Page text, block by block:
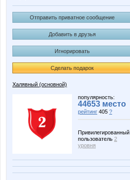
Отправить приватное сообщение
Добавить в друзья
Игнорировать
Сделать подарок
Халявный (основной)
популярность:
44653 место
рейтинг 405 ?
Привилегированный
пользователь 2
уровня